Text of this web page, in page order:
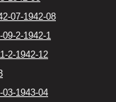
07-1942-08
09-2-1942-1
2-1942-12
03-1943-04